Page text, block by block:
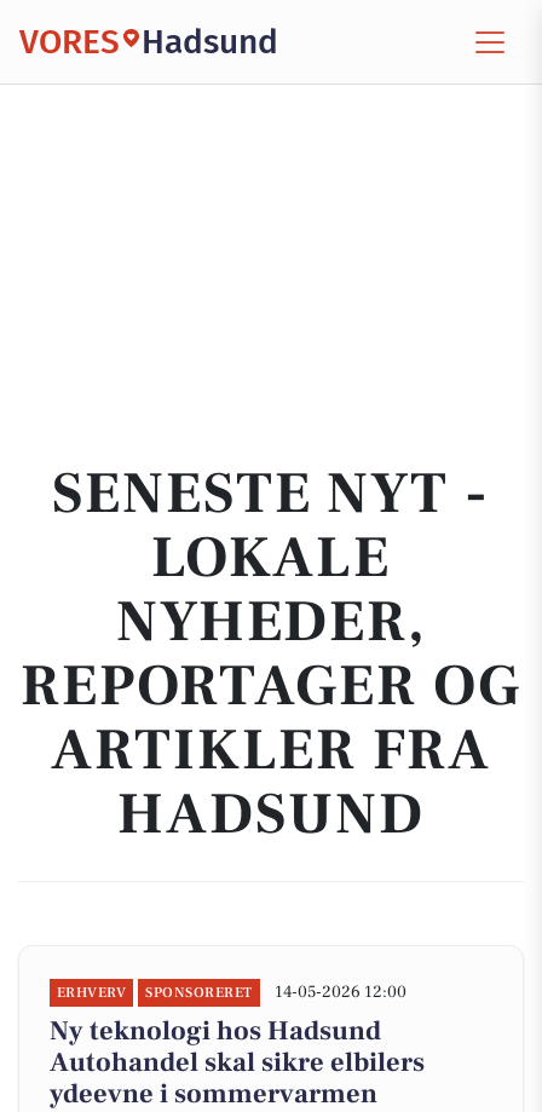
VORES Hadsund
SENESTE NYT -
LOKALE
NYHEDER,
REPORTAGER OG
ARTIKLER FRA
HADSUND
ERHVERV SPONSORERET 14-05-2026 12:00
Ny teknologi hos Hadsund
Autohandel skal sikre elbilers
ydeevne i sommervarmen